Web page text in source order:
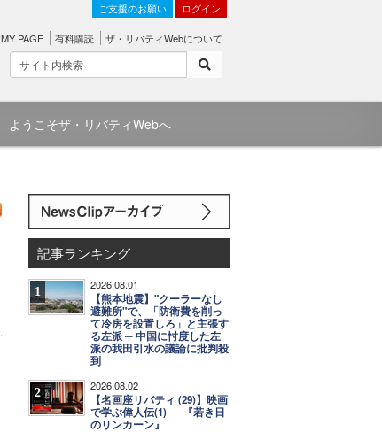
ご支援のお願い ログイン
MY PAGE 有料購読 ザ・リバティWebについて
ようこそザ・リバティWebへ
記事ランキング
1 2026.08.01
【熊本地震】"クーラーなし
避難所"で、「防衛費を削っ
て冷房を設置しろ」と主張す
る左派 ─ 中国に忖度した左
派の我田引水の議論に批判殺
到
2 2026.08.02
【名画座リバティ (29)】映画
で学ぶ偉人伝(1)──『若き日
のリンカーン』